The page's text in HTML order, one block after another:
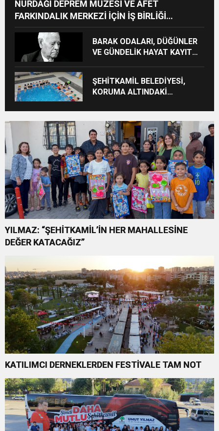
NURDAĞI DEPREM MÜZESİ VE AFET
FARKINDALIK MERKEZİ İÇİN İŞ BİRLİĞİ
PROTOKOLÜ İMZALANDI
BARAK ODALARI, DÜĞÜNLER
VE GÜNDELİK HAYAT KAYIT
ŞEHİTKAMİL BELEDİYESİ,
KORUMA ALTINDAKİ
BULUŞTURUYOR
YILMAZ: “ŞEHİTKAMİL’İN HER MAHALLESİNE
DEĞER KATACAĞIZ”
KATILIMCI DERNEKLERDEN FESTİVALE TAM NOT